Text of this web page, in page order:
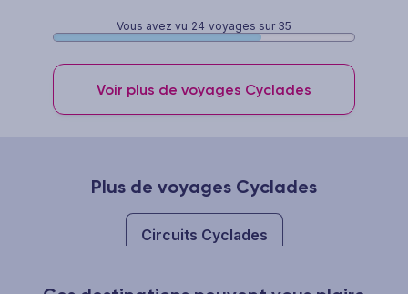
Vous avez vu 24 voyages sur 35
Voir plus de voyages Cyclades
Plus de voyages Cyclades
Circuits Cyclades